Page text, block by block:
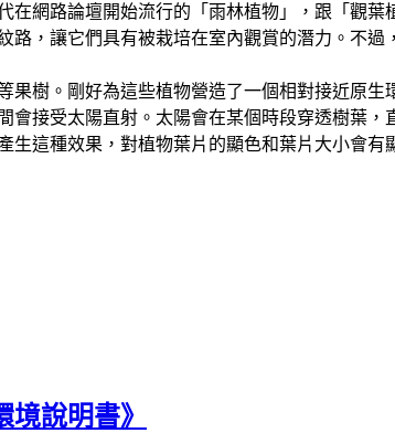
網路論壇開始流行的「雨林植物」，跟「觀
，讓它們具有被栽培在室內觀賞的潛力。不
果樹。剛好為這些植物營造了一個相對接近原生
接受太陽直射。太陽會在某個時段穿透樹葉
這種效果，對植物葉片的顯色和葉片大小會
說明書》